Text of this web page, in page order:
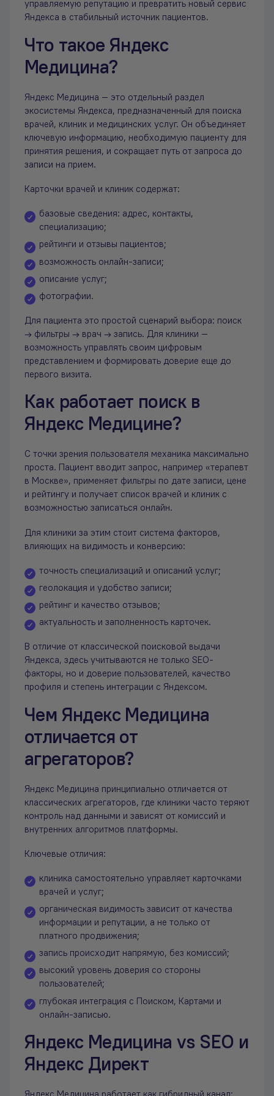
управляемую репутацию и превратить новый сервис
Яндекса в стабильный источник пациентов.
Что такое Яндекс
Медицина?
Яндекс Медицина — это отдельный раздел
экосистемы Яндекса, предназначенный для поиска
врачей, клиник и медицинских услуг. Он объединяет
ключевую информацию, необходимую пациенту для
принятия решения, и сокращает путь от запроса до
записи на прием.
Карточки врачей и клиник содержат:
базовые сведения: адрес, контакты,
специализацию;
рейтинги и отзывы пациентов;
возможность онлайн-записи;
описание услуг;
фотографии.
Для пациента это простой сценарий выбора: поиск
→ фильтры → врач → запись. Для клиники —
возможность управлять своим цифровым
представлением и формировать доверие еще до
первого визита.
Как работает поиск в
Яндекс Медицине?
С точки зрения пользователя механика максимально
проста. Пациент вводит запрос, например «терапевт
в Москве», применяет фильтры по дате записи, цене
и рейтингу и получает список врачей и клиник с
возможностью записаться онлайн.
Для клиники за этим стоит система факторов,
влияющих на видимость и конверсию:
точность специализаций и описаний услуг;
геолокация и удобство записи;
рейтинг и качество отзывов;
актуальность и заполненность карточек.
В отличие от классической поисковой выдачи
Яндекса, здесь учитываются не только SEO-
факторы, но и доверие пользователей, качество
профиля и степень интеграции с Яндексом.
Чем Яндекс Медицина
отличается от
агрегаторов?
Яндекс Медицина принципиально отличается от
классических агрегаторов, где клиники часто теряют
контроль над данными и зависят от комиссий и
внутренних алгоритмов платформы.
Ключевые отличия:
клиника самостоятельно управляет карточками
врачей и услуг;
органическая видимость зависит от качества
информации и репутации, а не только от
платного продвижения;
запись происходит напрямую, без комиссий;
высокий уровень доверия со стороны
пользователей;
глубокая интеграция с Поиском, Картами и
онлайн-записью.
Яндекс Медицина vs SEO и
Яндекс Директ